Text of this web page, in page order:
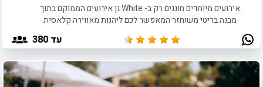
אירועים מיוחדים חוגגים רק ב- White גן אירועים הממוקם בתוך
מבנה בריטי משוחזר המאפשר לכם ליהנות מאווירה קלאסית
וחדישים.
עד 380